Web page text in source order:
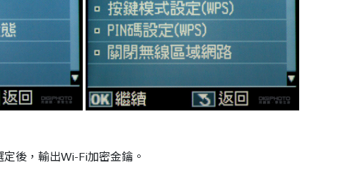
後，輸出Wi-Fi加密金鑰。